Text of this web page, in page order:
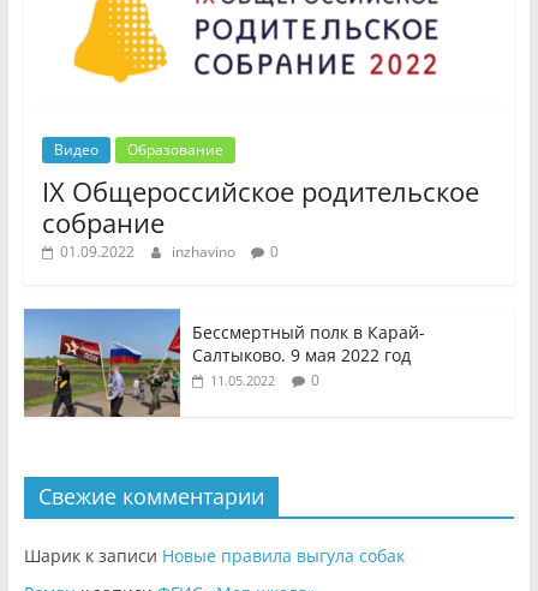
Видео Образование
IX Общероссийское родительское
собрание
01.09.2022 inzhavino 0
Бессмертный полк в Карай-
Салтыково. 9 мая 2022 год
11.05.2022 0
Свежие комментарии
Шарикк записи Новые правила выгула собак